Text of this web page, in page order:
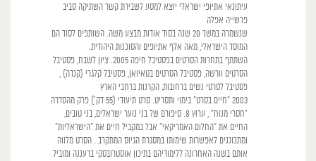
עיתונאי אתיופי ישראלי יוצא למסע לשבירת קשר השתיקה סביב
פרשייה אפלה
שנשמרה במשך 20 שנה בסוד אודות מבצע משה. השותפים לסוד הם
המוסד הישראלי, מאה אלף אתיופים והסוכנות היהודית.
השתתף בתחרות הסרטים בפסטיבל חיפה 2005. ציון לשבח, פסטיבל
הסרטים וורשה, פסטיבל הסרטים בטאיואן, פסטיבל קלגרי (קנדה) ,
פסטיבל לסרטי נשים ברחובות, הקרנות ברחבי הארץ
2003 "חיים בסרט" בימוי ותסריט. סרט תיעודי (55 דק') פרק מהסדרה
"חסרי מנוח" , ערוץ 8. סיפורם של בני נוער ישראלים, בני טובים,
החיים את "החלום האמריקאי" אבל במקביל חיים את "הישראליות"
ומתכוננים לאפשרות שימותו במסגרת הגיוס המתקרב . הסרט מלווה
אותם בשנה האחרונה ללימודיהם בתיכון אוסטרובסקי ברעננה ומוביל